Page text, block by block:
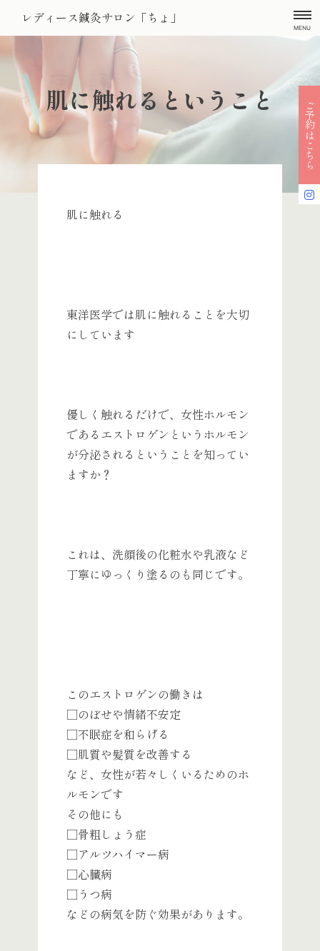
レディース鍼灸サロン「ちょ」
MENU
肌に触れるということ
肌に触れる
東洋医学では肌に触れることを大切
にしています
優しく触れるだけで、女性ホルモン
であるエストロゲンというホルモン
が分泌されるということを知ってい
ますか？
これは、洗顔後の化粧水や乳液など
丁寧にゆっくり塗るのも同じです。
このエストロゲンの働きは
□のぼせや情緒不安定
□不眠症を和らげる
□肌質や髪質を改善する
など、女性が若々しくいるためのホ
ルモンです
その他にも
□骨粗しょう症
□アルツハイマー病
□心臓病
□うつ病
などの病気を防ぐ効果があります。
ご予約はこちら